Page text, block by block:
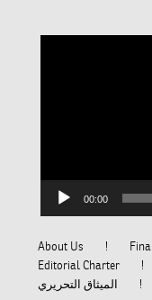
00:00
About Us
Editorial Charter
الميثاق التحريري